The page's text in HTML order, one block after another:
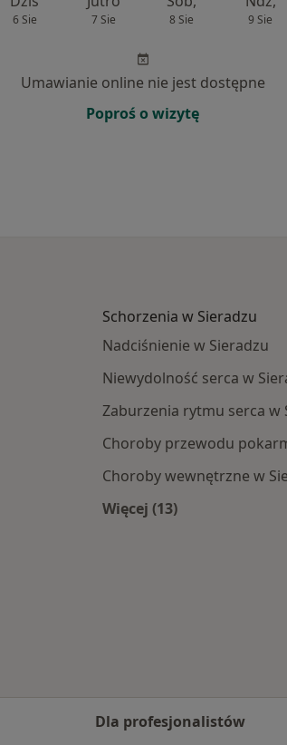
6 Sie 7 Sie 8 Sie 9 Sie
Umawianie online nie jest dostępne
Poproś o wizytę
Schorzenia w Sieradzu
Nadciśnienie w Sieradzu
Niewydolność serca w
Zaburzenia rytmu serca w
Choroby przewodu
Choroby wewnętrzne w
Więcej (13)
Dla profesjonalistów